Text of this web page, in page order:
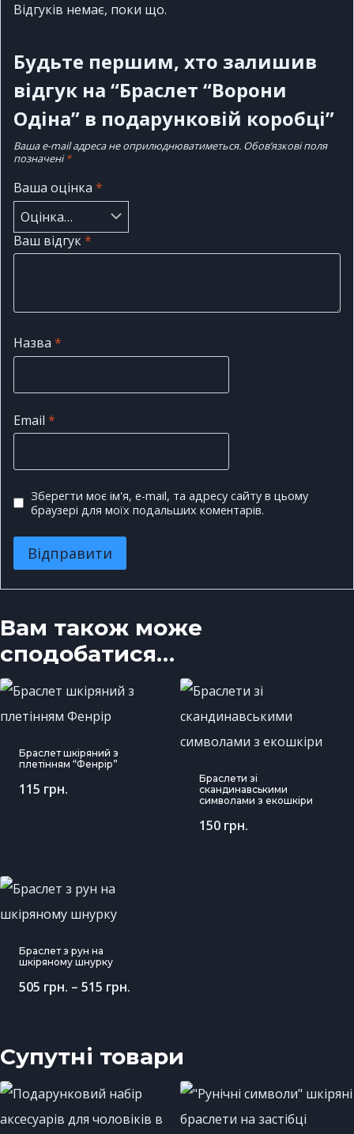
Відгуків немає, поки що.
Будьте першим, хто залишив
відгук на “Браслет “Ворони
Одіна” в подарунковій коробці”
Ваша e-mail адреса не оприлюднюватиметься. Обов’язкові поля
позначені*
Ваша оцінка *
Ваш відгук*
Назва *
Email *
Зберегти моє ім'я, e-mail, та адресу сайту в цьому
браузері для моїх подальших коментарів.
Вам також може
сподобатися…
Браслет шкіряний з
плетінням “Фенрір”
115 грн.
Браслети зі
скандинавськими
символами з екошкіри
150 грн.
Браслет з рун на
шкіряному шнурку
505 грн. – 515 грн.
Супутні товари